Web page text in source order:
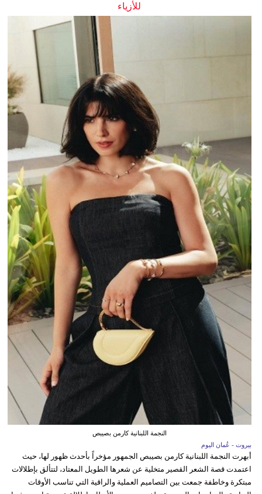
للأزياء
النجمة اللبنانية كارمن بصيبص
بيروت - عُمان اليوم
أبهرت النجمة اللبنانية كارمن بصيبص الجمهور مؤخراً بأحدث ظهور لها، حيث
اعتمدت قصة الشعر القصير متخلية عن شعرها الطويل المعتاد، لتتألق بإطلالات
مبتكرة وخاطفة جمعت بين التصاميم العملية والراقية التي تناسب الأوقات